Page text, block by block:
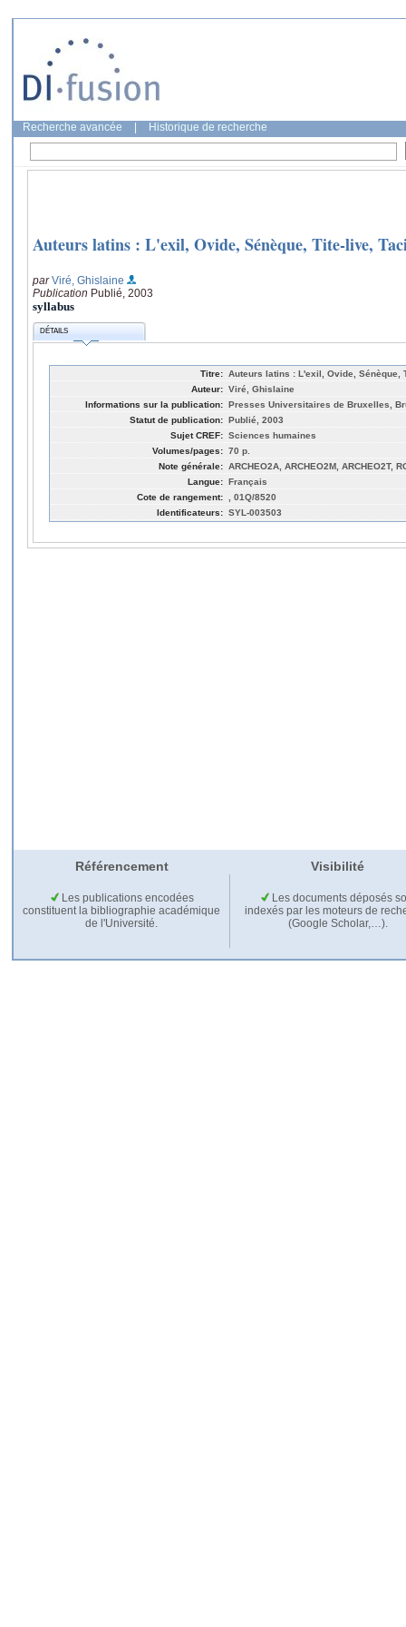
Recherche avancée Historique de recherche
Auteurs latins : L'exil, Ovide, Sénèque, Tite-live,
parViré, Ghislaine
Publication Publié, 2003
syllabus
DÉTAILS
Titre: Auteurs latins : L'exil, Ovide, Sénèque,
Auteur: Viré, Ghislaine
Informations sur la publication: Presses Universitaires de Bruxelles,
Statut de publication: Publié, 2003
Sujet CREF: Sciences humaines
Volumes/pages: 70 p.
Note générale: ARCHEO2A, ARCHEO2M, ARCHEO2T,
Langue: Français
Cote de rangement:
, 01Q/8520
Identificateurs: SYL-003503
Référencement Visibilité
Les publications encodées
constituent la bibliographie académique
de l'Université.
Les documents déposés
indexés par les moteurs de
(Google Scholar,…).